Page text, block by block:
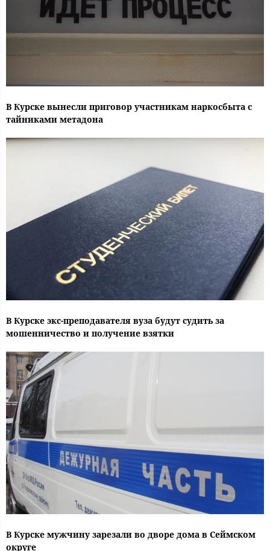
В Курске вынесли приговор участникам наркосбыта с
тайниками метадона
В Курске экс-преподавателя вуза будут судить за
мошенничество и получение взятки
В Курске мужчину зарезали во дворе дома в Сеймском
округе